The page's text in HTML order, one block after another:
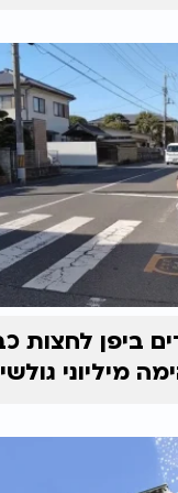
ביפן לחצות
מיליוני